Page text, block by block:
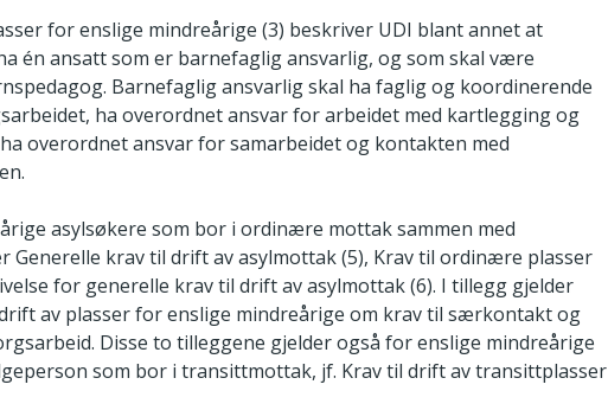
for enslige mindreårige (3) beskriver UDI blant annet at
én ansatt som er barnefaglig ansvarlig, og som skal være
Barnefaglig ansvarlig skal ha faglig og koordinerende
ha overordnet ansvar for arbeidet med kartlegging og
overordnet ansvar for samarbeidet og kontakten med
asylsøkere som bor i ordinære mottak sammen med
Generelle krav til drift av asylmottak (5), Krav til ordinære plasser
for generelle krav til drift av asylmottak (6). I tillegg gjelder
av plasser for enslige mindreårige om krav til særkontakt og
Disse to tilleggene gjelder også for enslige mindreårige
som bor i transittmottak, jf. Krav til drift av transittplasser